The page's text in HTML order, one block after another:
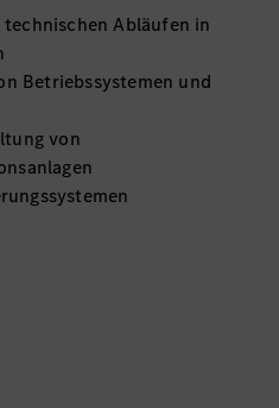
Abläufen in
Betriebssystemen und
von